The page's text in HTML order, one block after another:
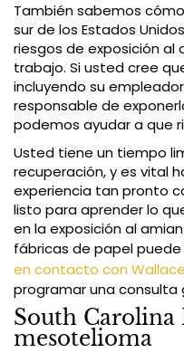
También sabemos
sur de los Estados
riesgos de exposición al
trabajo. Si usted cree
incluyendo su
responsable de
podemos ayudar a que
Usted tiene un tiempo
recuperación, y es vital
experiencia tan pronto
listo para aprender lo
en la exposición al
fábricas de papel
en contacto con
programar una
South Carolina
mesotelioma